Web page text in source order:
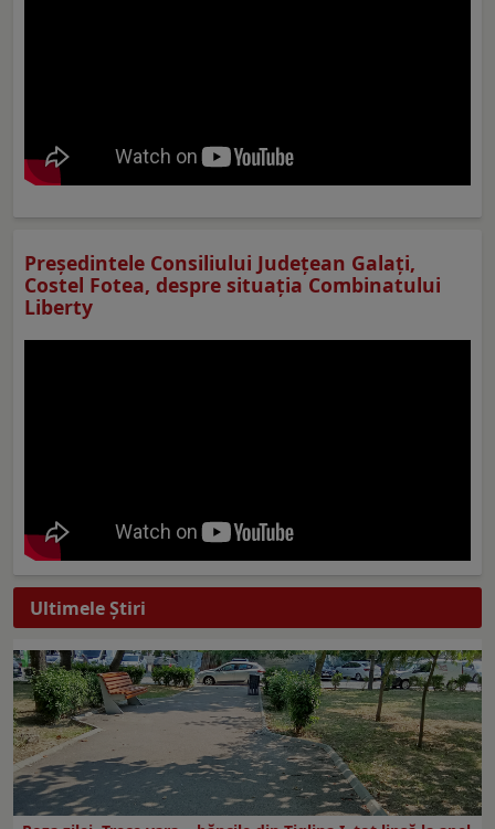
Preşedintele Consiliului Judeţean Galaţi,
Costel Fotea, despre situaţia Combinatului
Liberty
Ultimele Ştiri